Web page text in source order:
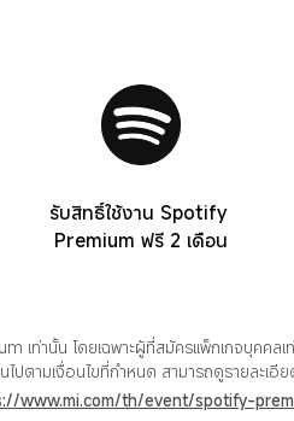
รับสิทธิ์ใช้งาน Spotify
Premium ฟรี 2 เดือน
เท่านั้น โดยเฉพาะผู้ที่สมัครแพ็กเกจบุคคล
ไปตามเงื่อนไขที่กำหนด สามารถดูรายละเอีย
www.mi.com/th/event/spotify-